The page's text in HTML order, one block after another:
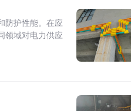
防护性能。在应
领域对电力供应